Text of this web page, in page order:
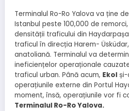
Terminalul Ro-Ro Yalova va ține
Istanbul peste 100,000 de
densității traficului din
traficul în direcția Harem-
anatoliană. Terminalul va
ineficiențelor operaționale
traficul urban. Până acum, Ekol
operațiunile externe din Portul
moment, însă, operațiunile vor fi
Terminalul Ro-Ro Yalova.